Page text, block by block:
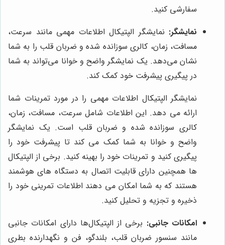
سفارشی کنید.
نمایشگر: نمایشگر الپتیکال اطلاعات مهمی مانند سرعت،
مسافت، زمان، کالری سوزانده شده و ضربان قلب را به شما
نشان می‌دهد. یک نمایشگر واضح و خوانا می‌تواند به شما
در پیگیری پیشرفت خود کمک کند.
نمایشگر الپتیکال اطلاعات مهمی را در مورد تمرینات شما
ارائه می دهد. این اطلاعات شامل سرعت، مسافت، زمان،
کالری سوزانده شده و ضربان قلب است. یک نمایشگر
واضح و خوانا به شما کمک می کند تا پیشرفت خود را
پیگیری کنید و تمرینات خود را بهینه کنید. برخی از الپتیکال
ها همچنین دارای قابلیت اتصال به دستگاه های هوشمند
هستند که به شما امکان می دهند اطلاعات تمرینی خود را
ذخیره و تجزیه و تحلیل کنید.
امکانات جانبی: برخی از الپتیکال‌ها دارای امکانات جانبی
مانند سنسور ضربان قلب، بلندگو، فن و نگهدارنده بطری